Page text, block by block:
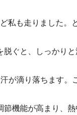
私も走りました
ぐと、しっかりと
が滴り落ちます。
機能が高まり、